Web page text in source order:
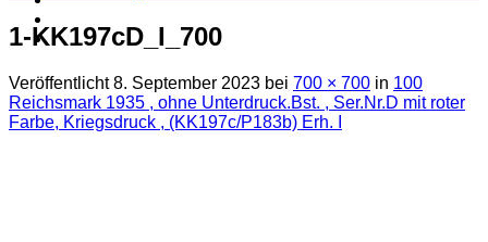
1-KK197cD_I_700
Veröffentlicht8. September 2023 bei 700 × 700 in 100
Reichsmark 1935 , ohne Unterdruck.Bst. , Ser.Nr.D mit roter
Farbe, Kriegsdruck , (KK197c/P183b) Erh. I